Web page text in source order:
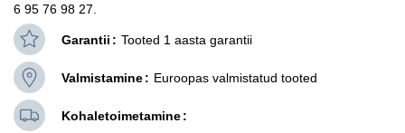
6 95 76 98 27.
Garantii Tooted 1 aasta garantii
Valmistamine Euroopas valmistatud tooted
Kohaletoimetamine